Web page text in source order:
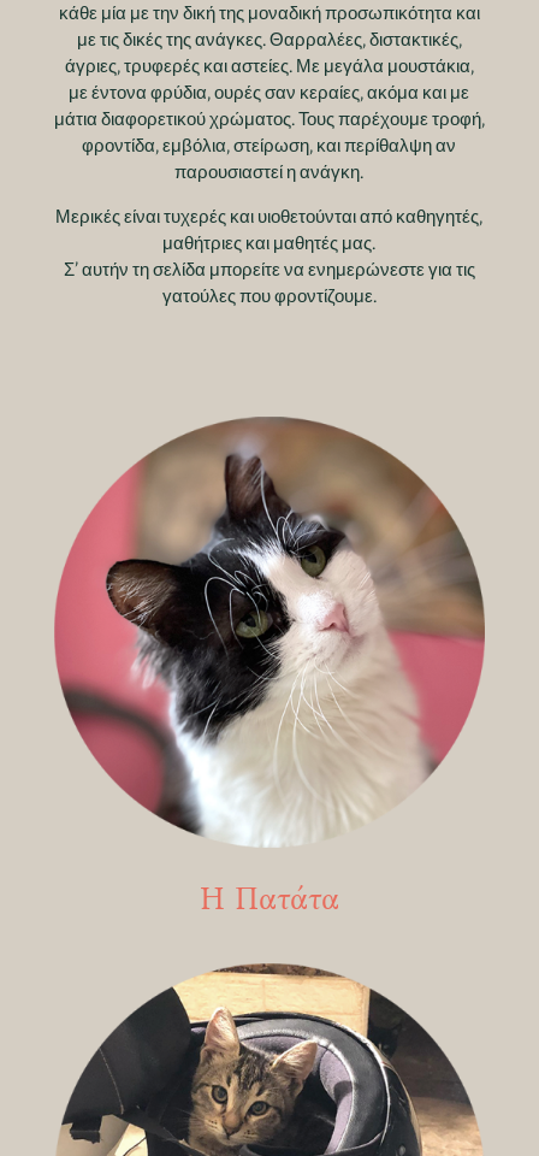
κάθε μία με την δική της μοναδική προσωπικότητα και
με τις δικές της ανάγκες. Θαρραλέες, διστακτικές,
άγριες, τρυφερές και αστείες. Με μεγάλα μουστάκια,
με έντονα φρύδια, ουρές σαν κεραίες, ακόμα και με
μάτια διαφορετικού χρώματος. Τους παρέχουμε τροφή,
φροντίδα, εμβόλια, στείρωση, και περίθαλψη αν
παρουσιαστεί η ανάγκη.
Μερικές είναι τυχερές και υιοθετούνται από καθηγητές,
μαθήτριες και μαθητές μας.
Σ’ αυτήν τη σελίδα μπορείτε να ενημερώνεστε για τις
γατούλες που φροντίζουμε.
Η Πατάτα